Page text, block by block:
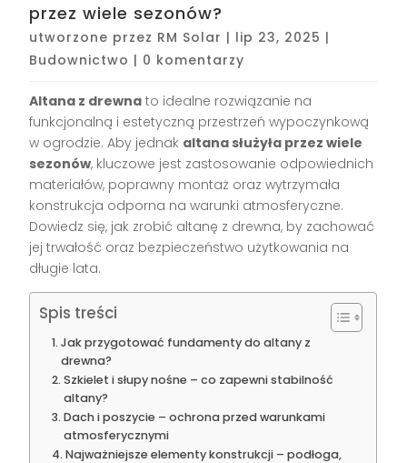
przez wiele sezonów?
utworzone przez RM Solar | lip 23, 2025 |
Budownictwo | 0 komentarzy
Altana z drewna to idealne rozwiązanie na
funkcjonalną i estetyczną przestrzeń wypoczynkową
w ogrodzie. Aby jednak altana służyła przez wiele
sezonów, kluczowe jest zastosowanie odpowiednich
materiałów, poprawny montaż oraz wytrzymała
konstrukcja odporna na warunki atmosferyczne.
Dowiedz się, jak zrobić altanę z drewna, by zachować
jej trwałość oraz bezpieczeństwo użytkowania na
długie lata.
Spis treści
Jak przygotować fundamenty do altany z
drewna?
Szkielet i słupy nośne – co zapewni stabilność
altany?
Dach i poszycie – ochrona przed warunkami
atmosferycznymi
Najważniejsze elementy konstrukcji – podłoga,